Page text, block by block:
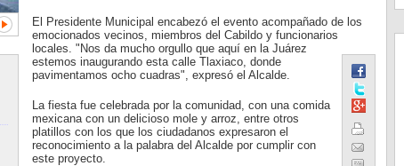
El Presidente Municipal encabezó el evento acompañado de los
emocionados vecinos, miembros del Cabildo y funcionarios
locales. "Nos da mucho orgullo que aquí en la Juárez
estemos inaugurando esta calle Tlaxiaco, donde
pavimentamos ocho cuadras", expresó el Alcalde.
La fiesta fue celebrada por la comunidad, con una comida
mexicana con un delicioso mole y arroz, entre otros
platillos con los que los ciudadanos expresaron el
reconocimiento a la palabra del Alcalde por cumplir con
este proyecto.